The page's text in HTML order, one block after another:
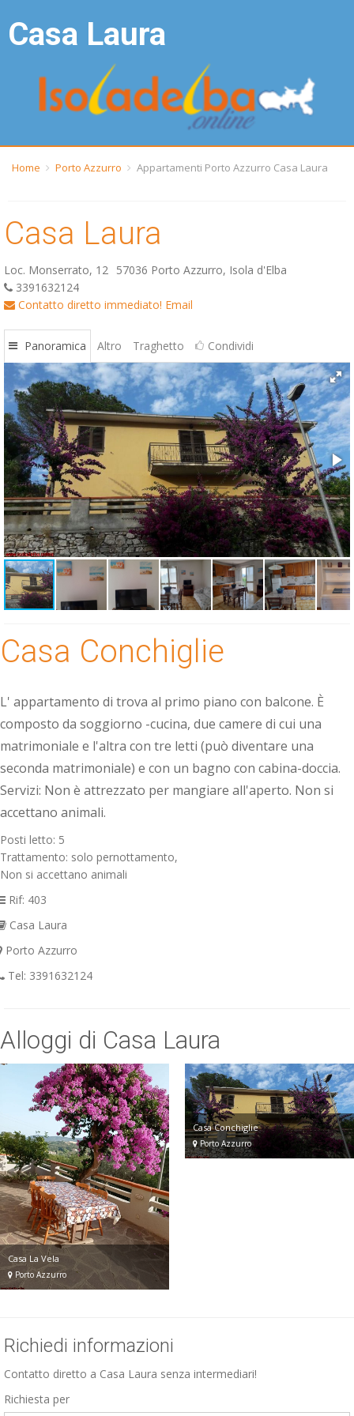
Casa Laura
Home Porto Azzurro Appartamenti Porto Azzurro Casa Laura
Casa Laura
Loc. Monserrato, 12
57036 Porto Azzurro, Isola d'Elba
3391632124
Contatto diretto immediato! Email
Panoramica Altro Traghetto Condividi
Casa Conchiglie
L' appartamento di trova al primo piano con balcone. È
composto da soggiorno -cucina, due camere di cui una
matrimoniale e l'altra con tre letti (può diventare una
seconda matrimoniale) e con un bagno con cabina-doccia.
Servizi: Non è attrezzato per mangiare all'aperto. Non si
accettano animali.
Posti letto: 5
Trattamento: solo pernottamento,
Non si accettano animali
Rif: 403
Casa Laura
Porto Azzurro
Tel: 3391632124
Alloggi di Casa Laura
Casa La Vela
Porto Azzurro
Casa Conchiglie
Porto Azzurro
Richiedi informazioni
Contatto diretto a Casa Laura senza intermediari!
Richiesta per